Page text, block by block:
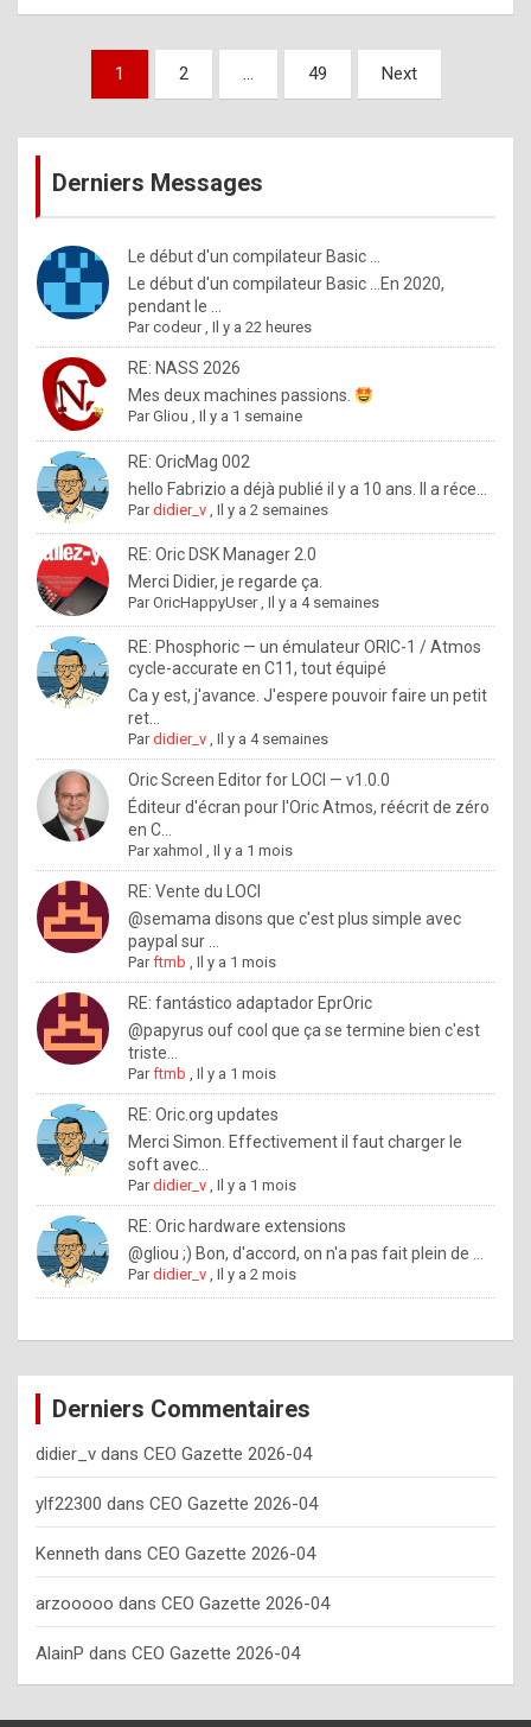
x
a
%
m
a
d
b
y
o
l
e
x
.
I
f
y
o
u
w
a
n
t
o
n
o
w
h
o
w
o
e
y
o
u
s
h
o
Pagination
publications
1 2 … 49 Next
Derniers Messages
Le début d'un compilateur Basic ...
Le début d'un compilateur Basic ...En 2020,
pendant le ...
Parcodeur,Il y a 22 heures
RE: NASS 2026
Mes deux machines passions.
ParGliou ,Il y a 1 semaine
RE: OricMag 002
hello Fabrizio a déjà publié il y a 10 ans. Il a réce...
Pardidier_v ,Il y a 2 semaines
RE: Oric DSK Manager 2.0
Merci Didier, je regarde ça.
ParOricHappyUser,Il y a 4 semaines
RE: Phosphoric — un émulateur ORIC-1 / Atmos
cycle-accurate en C11, tout équipé
Ca y est, j'avance. J'espere pouvoir faire un petit
ret...
Pardidier_v ,Il y a 4 semaines
Oric Screen Editor for LOCI — v1.0.0
Éditeur d'écran pour l'Oric Atmos, réécrit de zéro
en C...
Parxahmol ,Il y a 1 mois
RE: Vente du LOCI
@semama disons que c'est plus simple avec
paypal sur ...
Parftmb ,Il y a 1 mois
RE: fantástico adaptador EprOric
@papyrus ouf cool que ça se termine bien c'est
triste...
Parftmb ,Il y a 1 mois
RE: Oric.org updates
Merci Simon. Effectivement il faut charger le
soft avec...
Pardidier_v ,Il y a 1 mois
RE: Oric hardware extensions
@gliou ;) Bon, d'accord, on n'a pas fait plein de ...
Pardidier_v ,Il y a 2 mois
Derniers Commentaires
didier_v dans CEO Gazette 2026-04
ylf22300 dans CEO Gazette 2026-04
Kenneth dans CEO Gazette 2026-04
arzooooo dans CEO Gazette 2026-04
AlainP dans CEO Gazette 2026-04